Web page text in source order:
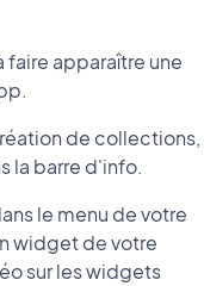
faire apparaître une
de collections,
la barre d'info.
le menu de votre
widget de votre
sur les widgets